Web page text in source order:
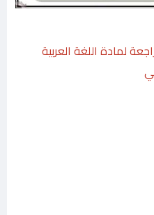
لمادة اللغة العربية